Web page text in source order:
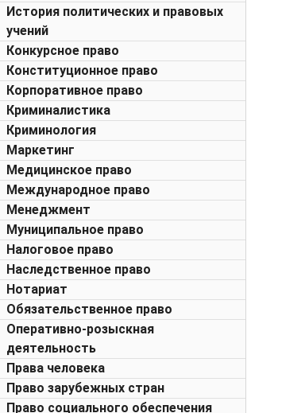
История политических и правовых
учений
Конкурсное право
Конституционное право
Корпоративное право
Криминалистика
Криминология
Маркетинг
Медицинское право
Международное право
Менеджмент
Муниципальное право
Налоговое право
Наследственное право
Нотариат
Обязательственное право
Оперативно-розыскная
деятельность
Права человека
Право зарубежных стран
Право социального обеспечения